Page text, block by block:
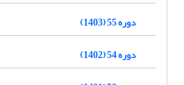
دوره 55 (1403)
دوره 54 (1402)